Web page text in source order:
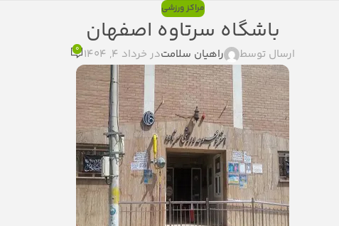
مراکز ورزشی
باشگاه سرتاوه اصفهان
ارسال توسط راهیان سلامتدر خرداد 4, 1404 0